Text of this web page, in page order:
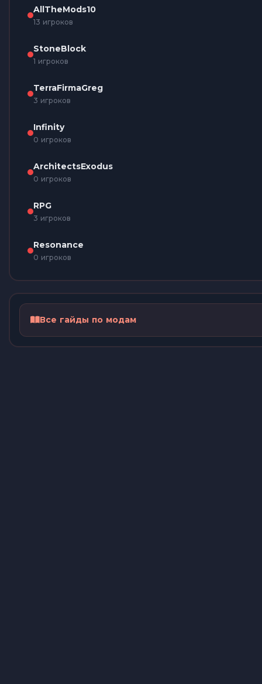
AllTheMods10
13 игроков
StoneBlock
1 игроков
TerraFirmaGreg
3 игроков
Infinity
0 игроков
ArchitectsExodus
0 игроков
RPG
3 игроков
Resonance
0 игроков
Все гайды по модам